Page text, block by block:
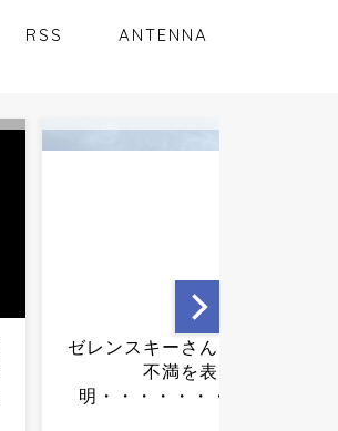
RSS ANTENNA
【画像】アリエクでLEDで
水を表現してるおもちゃを
買ってみた...